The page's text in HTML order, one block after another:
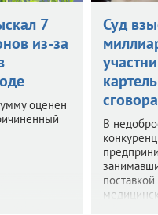
7
из-за
оценен
Суд
сговора
В
поставкой